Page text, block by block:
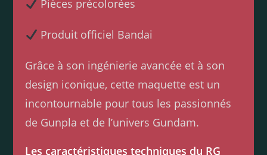
Pièces précolorées
Produit officiel Bandai
Grâce à son ingénierie avancée et à son
design iconique, cette maquette est un
incontournable pour tous les passionnés
de Gunpla et de l’univers Gundam.
Les caractéristiques techniques du RG